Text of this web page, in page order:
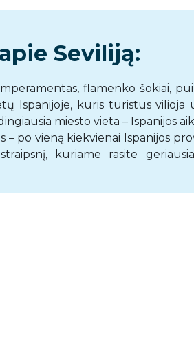
Seviliją:
flamenko šokiai,
Ispanijoje, kuris turistus vilioja
miesto vieta – Ispanijos
po vieną kiekvienai Ispanijos
kuriame rasite